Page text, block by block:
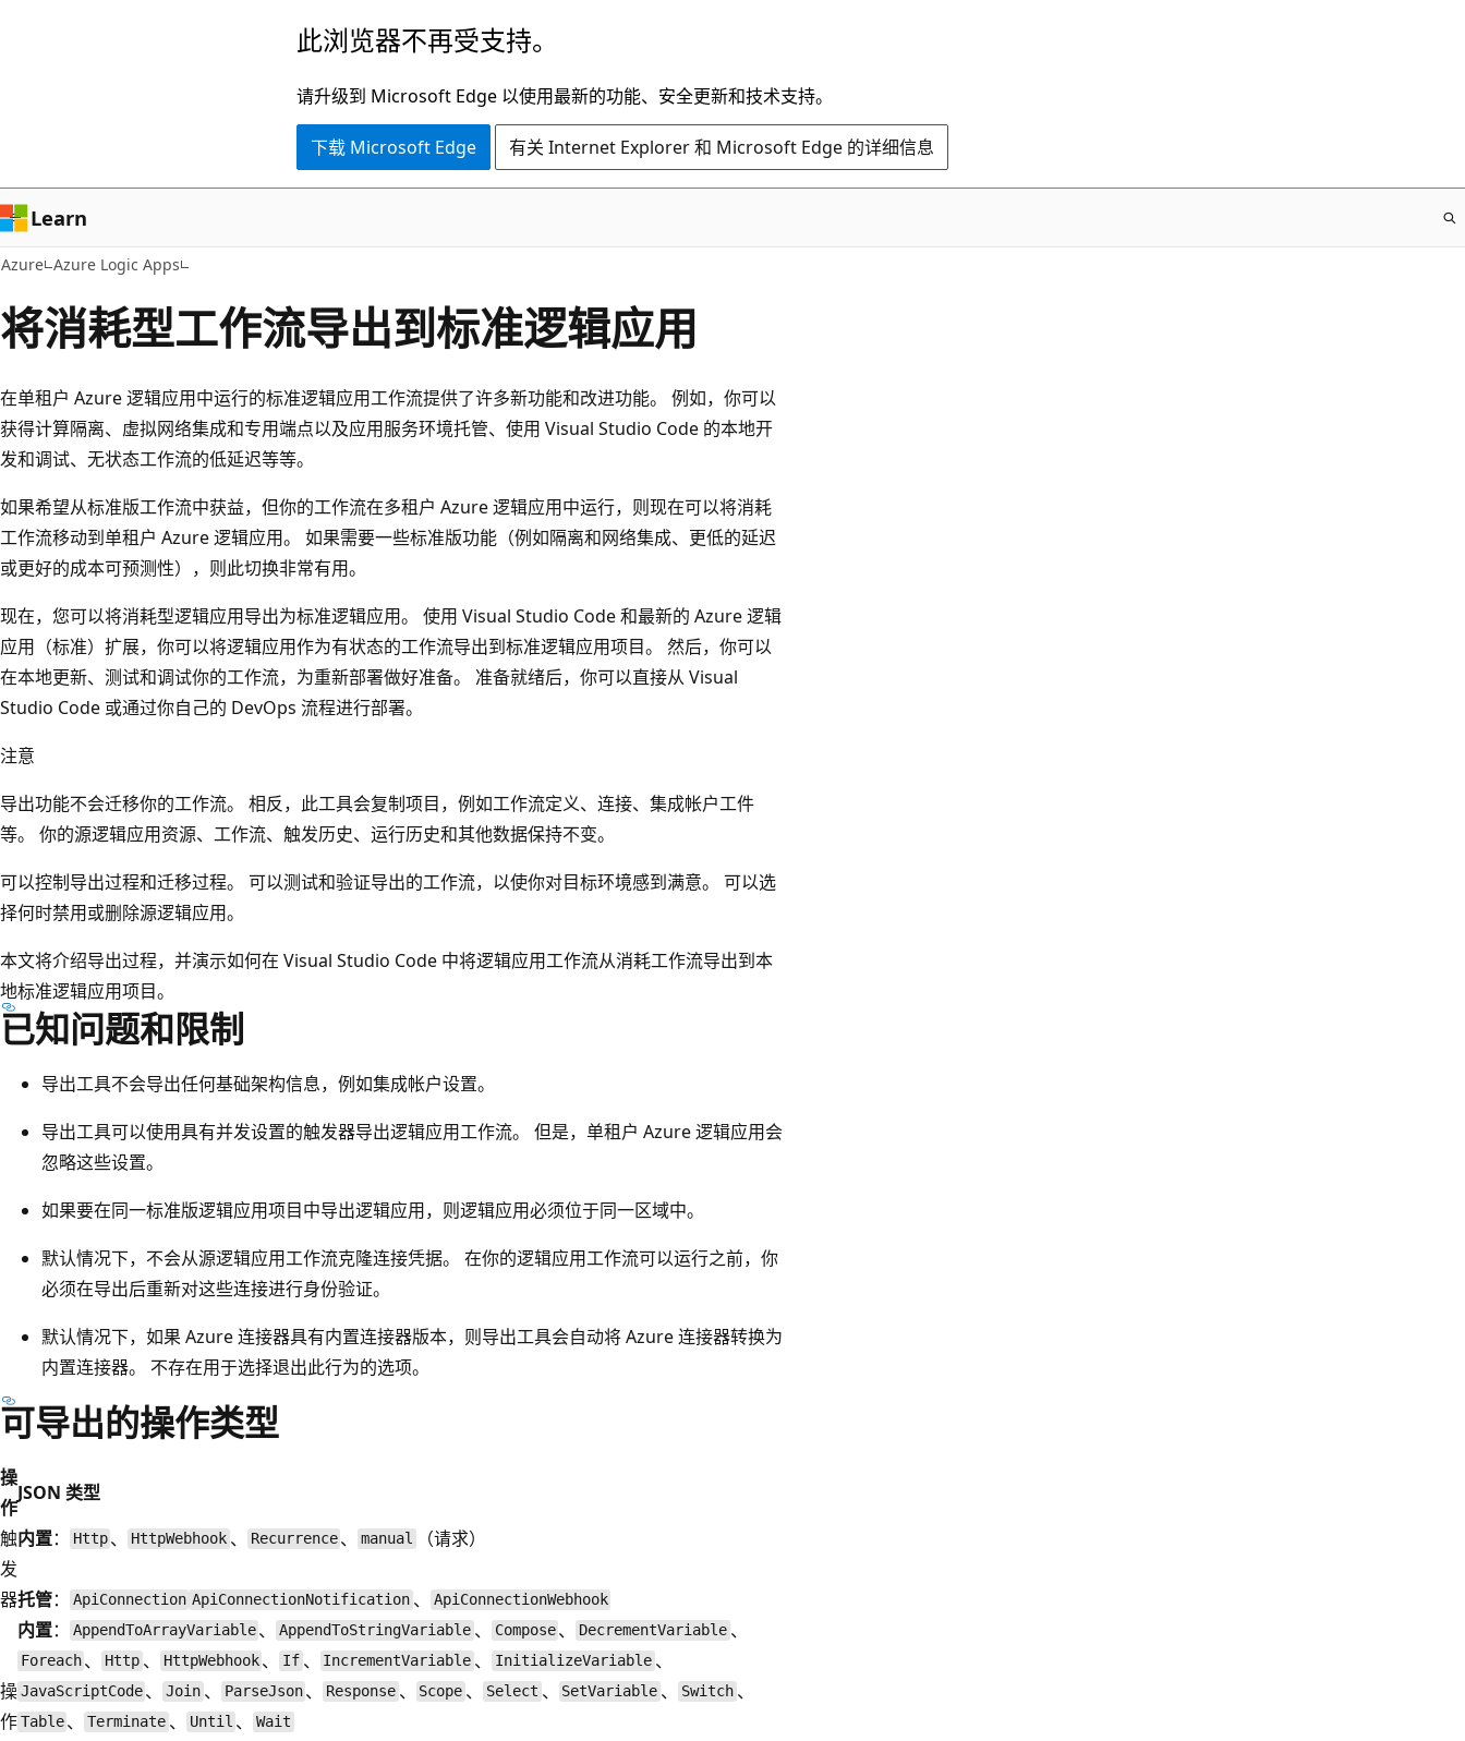
容
此浏览器不再受支持。
请升级到 Microsoft Edge 以使用最新的功能、安全更新和技术支持。
下载 Microsoft Edge 有关 Internet Explorer 和 Microsoft Edge 的详细信息
Learn
Azure Azure Logic Apps
将消耗型工作流导出到标准逻辑应用
在单租户 Azure 逻辑应用中运行的标准逻辑应用工作流提供了许多新功能和改进功能。 例如，你可以
获得计算隔离、虚拟网络集成和专用端点以及应用服务环境托管、使用 Visual Studio Code 的本地开
发和调试、无状态工作流的低延迟等等。
如果希望从标准版工作流中获益，但你的工作流在多租户 Azure 逻辑应用中运行，则现在可以将消耗
工作流移动到单租户 Azure 逻辑应用。 如果需要一些标准版功能（例如隔离和网络集成、更低的延迟
或更好的成本可预测性），则此切换非常有用。
现在，您可以将消耗型逻辑应用导出为标准逻辑应用。 使用 Visual Studio Code 和最新的 Azure 逻辑
应用（标准）扩展，你可以将逻辑应用作为有状态的工作流导出到标准逻辑应用项目。 然后，你可以
在本地更新、测试和调试你的工作流，为重新部署做好准备。 准备就绪后，你可以直接从 Visual
Studio Code 或通过你自己的 DevOps 流程进行部署。
注意
导出功能不会迁移你的工作流。 相反，此工具会复制项目，例如工作流定义、连接、集成帐户工件
等。 你的源逻辑应用资源、工作流、触发历史、运行历史和其他数据保持不变。
可以控制导出过程和迁移过程。 可以测试和验证导出的工作流，以使你对目标环境感到满意。 可以选
择何时禁用或删除源逻辑应用。
本文将介绍导出过程，并演示如何在 Visual Studio Code 中将逻辑应用工作流从消耗工作流导出到本
地标准逻辑应用项目。
已知问题和限制
导出工具不会导出任何基础架构信息，例如集成帐户设置。
导出工具可以使用具有并发设置的触发器导出逻辑应用工作流。 但是，单租户 Azure 逻辑应用会
忽略这些设置。
如果要在同一标准版逻辑应用项目中导出逻辑应用，则逻辑应用必须位于同一区域中。
默认情况下，不会从源逻辑应用工作流克隆连接凭据。 在你的逻辑应用工作流可以运行之前，你
必须在导出后重新对这些连接进行身份验证。
默认情况下，如果 Azure 连接器具有内置连接器版本，则导出工具会自动将 Azure 连接器转换为
内置连接器。 不存在用于选择退出此行为的选项。
可导出的操作类型
操
作
JSON 类型
触
发
器
内置： Http 、 HttpWebhook 、 Recurrence 、 manual （请求）
托管： ApiConnection ApiConnectionNotification 、 ApiConnectionWebhook
操
作
内置： AppendToArrayVariable 、 AppendToStringVariable 、 Compose 、 DecrementVariable 、
Foreach 、 Http、 HttpWebhook 、 If、 IncrementVariable 、 InitializeVariable 、
JavaScriptCode 、Join、 ParseJson 、 Response 、 Scope 、 Select 、 SetVariable 、 Switch 、
Table 、 Terminate 、 Until 、Wait